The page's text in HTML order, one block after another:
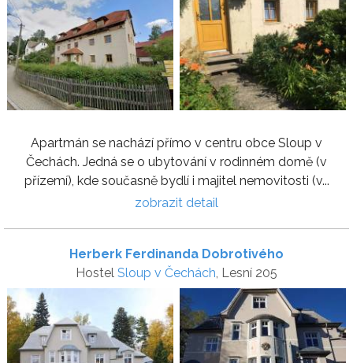
Apartmán se nachází přímo v centru obce Sloup v
Čechách. Jedná se o ubytování v rodinném domě (v
přízemí), kde současně bydlí i majitel nemovitosti (v...
zobrazit detail
Herberk Ferdinanda Dobrotivého
Hostel Sloup v Čechách, Lesní 205